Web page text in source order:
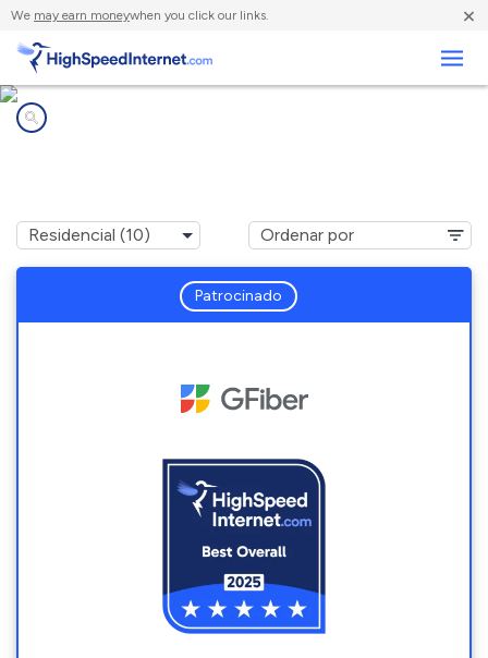
We may earn moneywhen you click our links. ×
Patrocinado